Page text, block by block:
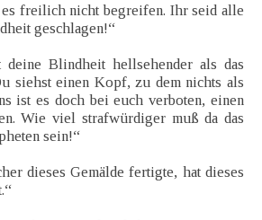
freilich nicht begreifen. Ihr seid alle
geschlagen!“
Blindheit hellsehender als das
siehst einen Kopf, zu dem nichts als
ist es doch bei euch verboten, einen
Wie viel strafwürdiger muß da das
sein!“
dieses Gemälde fertigte, hat dieses